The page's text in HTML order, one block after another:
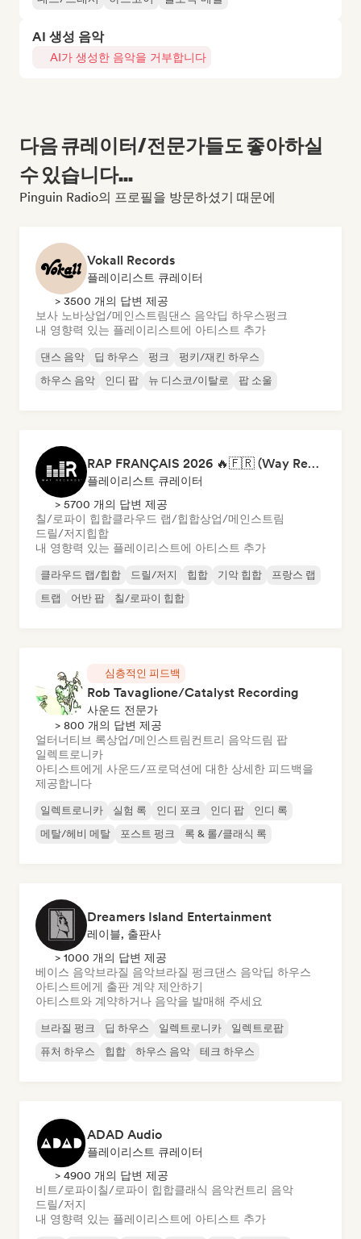
AI 생성 음악
AI가 생성한 음악을 거부합니다
다음 큐레이터/전문가들도 좋아하실
수 있습니다...
Pinguin Radio의 프로필을 방문하셨기 때문에
Vokall Records
플레이리스트 큐레이터
> 3500 개의 답변 제공
보사 노바상업/메인스트림댄스 음악딥 하우스펑크
내 영향력 있는 플레이리스트에 아티스트 추가
댄스 음악 딥 하우스 펑크
펑키/재킨 하우스
하우스 음악
인디 팝 뉴 디스코/이탈로 팝 소울
RAP FRANÇAIS 2026 🔥🇫🇷 (Way Records)
플레이리스트 큐레이터
> 5700 개의 답변 제공
칠/로파이 힙합클라우드 랩/힙합상업/메인스트림
드릴/저지힙합
내 영향력 있는 플레이리스트에 아티스트 추가
클라우드 랩/힙합 드릴/저지 힙합 기악 힙합
프랑스 랩
트랩
어반 팝 칠/로파이 힙합
심층적인 피드백
Rob Tavaglione/Catalyst Recording
사운드 전문가
> 800 개의 답변 제공
얼터너티브 록상업/메인스트림컨트리 음악드림 팝
일렉트로니카
아티스트에게 사운드/프로덕션에 대한 상세한 피드백을
제공합니다
일렉트로니카 실험 록 인디 포크 인디 팝
인디 록
메탈/헤비 메탈
포스트 펑크 록 & 롤/클래식 록
Dreamers Island Entertainment
레이블, 출판사
> 1000 개의 답변 제공
베이스 음악브라질 음악브라질 펑크댄스 음악딥 하우스
아티스트에게 출판 계약 제안하기
아티스트와 계약하거나 음악을 발매해 주세요
브라질 펑크 딥 하우스 일렉트로니카
일렉트로팝
퓨처 하우스
힙합 하우스 음악 테크 하우스
ADAD Audio
플레이리스트 큐레이터
> 4900 개의 답변 제공
비트/로파이칠/로파이 힙합클래식 음악컨트리 음악
드릴/저지
내 영향력 있는 플레이리스트에 아티스트 추가